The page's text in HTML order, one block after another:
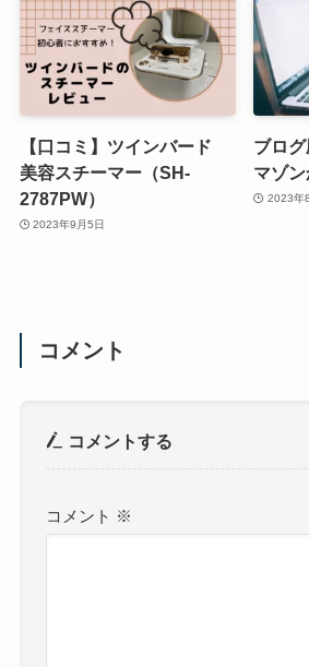
【口コミ】ツインバード
美容スチーマー（SH-
2787PW）
2023年9月5日
ブロ
マゾ
2023年
コメント
コメントする
コメント ※